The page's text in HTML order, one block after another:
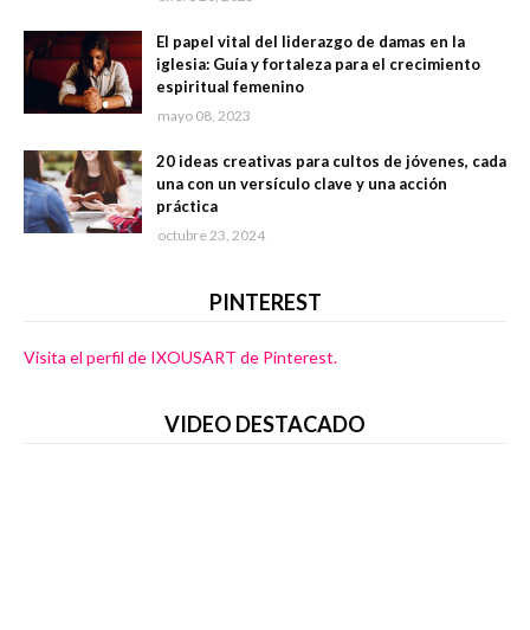
El papel vital del liderazgo de damas en la
iglesia: Guía y fortaleza para el crecimiento
espiritual femenino
mayo 08, 2023
20 ideas creativas para cultos de jóvenes, cada
una con un versículo clave y una acción
práctica
octubre 23, 2024
PINTEREST
Visita el perfil de IXOUSART de Pinterest.
VIDEO DESTACADO